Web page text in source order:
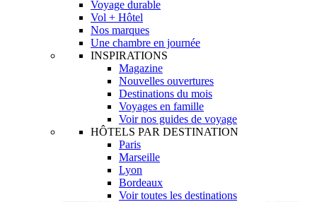
Voyage durable
Vol + Hôtel
Nos marques
Une chambre en journée
INSPIRATIONS
Magazine
Nouvelles ouvertures
Destinations du mois
Voyages en famille
Voir nos guides de voyage
HÔTELS PAR DESTINATION
Paris
Marseille
Lyon
Bordeaux
Voir toutes les destinations